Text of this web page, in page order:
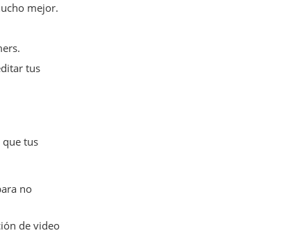
mejor.
tus
que tus
no
de video